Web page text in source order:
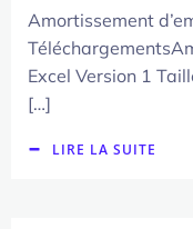
Amortissement
Excel Version 1
[…]
LIRE LA SUITE